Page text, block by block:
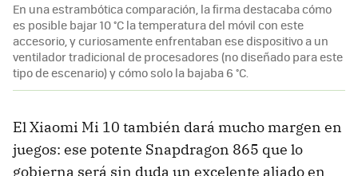
En una estrambótica comparación, la firma destacaba cómo
es posible bajar 10 °C la temperatura del móvil con este
accesorio, y curiosamente enfrentaban ese dispositivo a un
ventilador tradicional de procesadores (no diseñado para este
tipo de escenario) y cómo solo la bajaba 6 °C.
El Xiaomi Mi 10 también dará mucho margen en
juegos: ese potente Snapdragon 865 que lo
gobierna será sin duda un excelente aliado en